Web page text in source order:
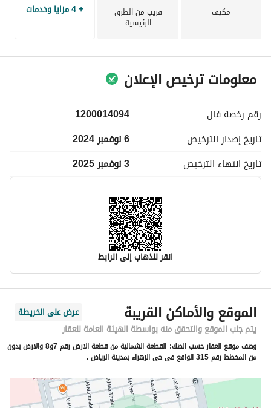
مكيف قريب من الطرق
الرئيسية
+ 4 مزايا وخدمات
معلومات ترخيص الإعلان
رقم رخصة فال
1200014094
تاريخ إصدار الترخيص
6 نوفمبر 2024
تاريخ انتهاء الترخيص 3 نوفمبر 2025
انقر للذهاب إلى الرابط
معلومات مسؤول الإعلان
اسم المسؤول
-
رقم المسؤول
-
الموقع
الموقع والأماكن القريبة
عرض على الخريطة
يتم جلب الموقع والتحقق منه بواسطة الهيئة العامة للعقار
وصف موقع العقار حسب الصك:
القطعة الشمالية من قطعة الارض رقم 7و8 والارض بدون
من المخطط رقم 315 الواقع فى حى الزهراء بمدينة الرياض .